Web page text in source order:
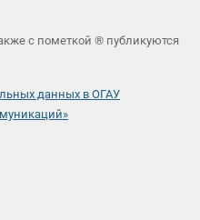
с пометкой ® публикуются
данных в ОГАУ